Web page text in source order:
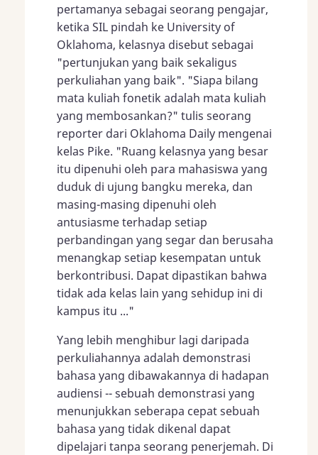
pertamanya sebagai seorang pengajar,
ketika SIL pindah ke University of
Oklahoma, kelasnya disebut sebagai
"pertunjukan yang baik sekaligus
perkuliahan yang baik". "Siapa bilang
mata kuliah fonetik adalah mata kuliah
yang membosankan?" tulis seorang
reporter dari Oklahoma Daily mengenai
kelas Pike. "Ruang kelasnya yang besar
itu dipenuhi oleh para mahasiswa yang
duduk di ujung bangku mereka, dan
masing-masing dipenuhi oleh
antusiasme terhadap setiap
perbandingan yang segar dan berusaha
menangkap setiap kesempatan untuk
berkontribusi. Dapat dipastikan bahwa
tidak ada kelas lain yang sehidup ini di
kampus itu ..."
Yang lebih menghibur lagi daripada
perkuliahannya adalah demonstrasi
bahasa yang dibawakannya di hadapan
audiensi -- sebuah demonstrasi yang
menunjukkan seberapa cepat sebuah
bahasa yang tidak dikenal dapat
dipelajari tanpa seorang penerjemah. Di